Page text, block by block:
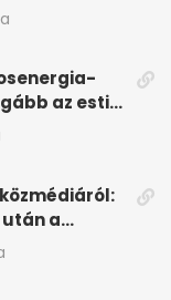
az esti
a